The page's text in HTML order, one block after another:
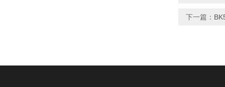
下一篇：